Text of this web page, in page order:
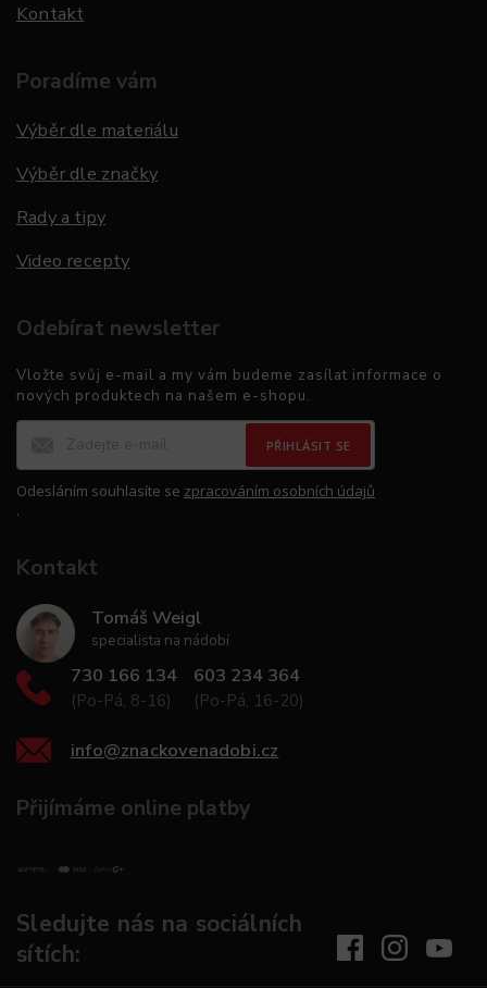
Kontakt
Poradíme vám
Výběr dle materiálu
Výběr dle značky
Rady a tipy
Video recepty
Odebírat newsletter
Vložte svůj e-mail a my vám budeme zasílat informace o
nových produktech na našem e-shopu.
PŘIHLÁSIT SE
Odesláním souhlasíte se zpracováním osobních údajů
.
Kontakt
Tomáš Weigl
specialista na nádobí
730 166 134
(Po-Pá, 8-16)
603 234 364
(Po-Pá, 16-20)
info@znackovenadobi.cz
Přijímáme online platby
Sledujte nás na sociálních
sítích: